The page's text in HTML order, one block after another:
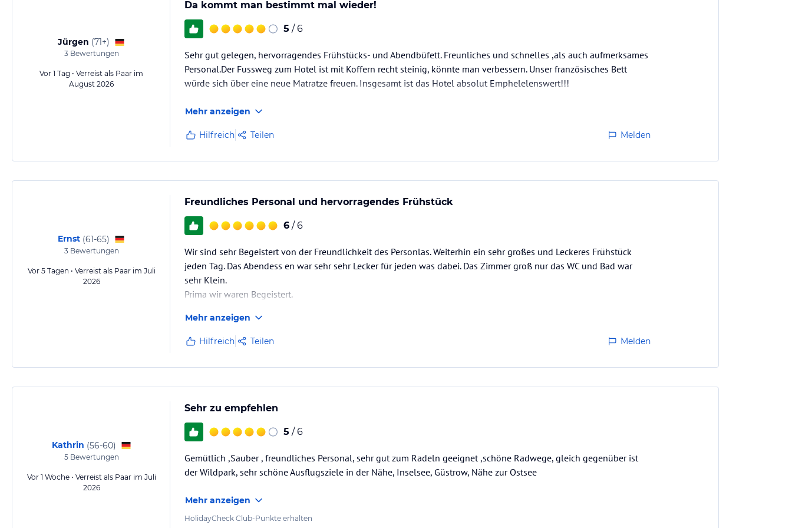
Jürgen (71+)
3Bewertungen
Vor 1 Tag • Verreist als Paar im
August 2026
Da kommt man bestimmt mal wieder!
5 / 6
Sehr gut gelegen, hervorragendes Frühstücks- und Abendbüfett. Freunliches und schnelles ,als auch aufmerksames
Personal.Der Fussweg zum Hotel ist mit Koffern recht steinig, könnte man verbessern. Unser französisches Bett
würde sich über eine neue Matratze freuen. Insgesamt ist das Hotel absolut Emphelelenswert!!!
Mehr anzeigen
Hilfreich Teilen Melden
Ernst (61-65)
3Bewertungen
Vor 5 Tagen • Verreist als Paar im Juli
2026
Freundliches Personal und hervorragendes Frühstück
6 / 6
Wir sind sehr Begeistert von der Freundlichkeit des Personlas. Weiterhin ein sehr großes und Leckeres Frühstück
jeden Tag. Das Abendess en war sehr sehr Lecker für jeden was dabei. Das Zimmer groß nur das WC und Bad war
sehr Klein.
Prima wir waren Begeistert.
Mehr anzeigen
Hilfreich Teilen Melden
Kathrin (56-60)
5Bewertungen
Vor 1 Woche • Verreist als Paar im Juli
2026
Sehr zu empfehlen
5 / 6
Gemütlich ,Sauber , freundliches Personal, sehr gut zum Radeln geeignet ,schöne Radwege, gleich gegenüber ist
der Wildpark, sehr schöne Ausflugsziele in der Nähe, Inselsee, Güstrow, Nähe zur Ostsee
Mehr anzeigen
HolidayCheck Club-Punkte erhalten